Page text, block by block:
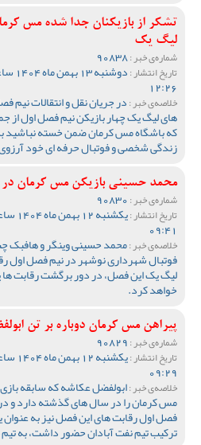
تشکر از بازیکنان جدا شده مس
لیگ یک
شماره‌ی خبر :
تاریخ انتشار : دوشنبه 13
12:26
خلاصه‌ی خبر :در جریان نقل و انتقالات نیم
های لیگ یک چهار بازیکن نیم فصل اول
که باشگاه مس کرمان ضمن خسته نباشید
زندگی شخصی و فوتبال حرفه ای خود
محمد حسینی بازیکن مس کرمان
شماره‌ی خبر :
تاریخ انتشار : یکشنبه 12
09:41
خلاصه‌ی خبر :محمد حسینی وینگر و هافبک
فوتبال شهرداری نوشهر در نیم فصل اول
لیگ یک این فصل، در دور برگشت رقابت ها
خواهد کرد.
پیراهن مس کرمان دوباره بر تن
شماره‌ی خبر :
تاریخ انتشار : یکشنبه 12
09:29
خلاصه‌ی خبر :ابولفضل عکاشه که سابقه
مس کرمان را در سال های گذشته دارد و
فصل اول رقابت های این فصل نیز به عنوان
ترکیب تیم نفت آبادان حضور داشت، به